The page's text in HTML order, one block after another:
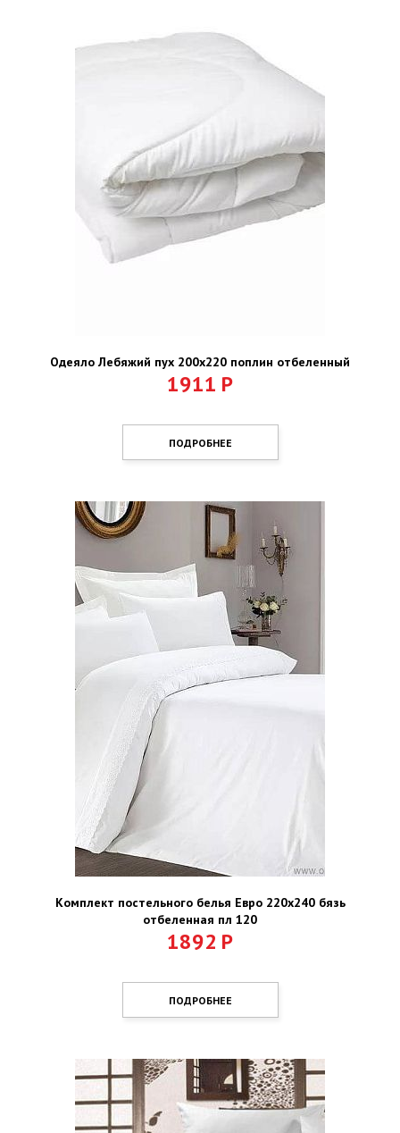
Одеяло Лебяжий пух 200х220 поплин отбеленный
1911 Р
ПОДРОБНЕЕ
Комплект постельного белья Евро 220х240 бязь
отбеленная пл 120
1892 Р
ПОДРОБНЕЕ